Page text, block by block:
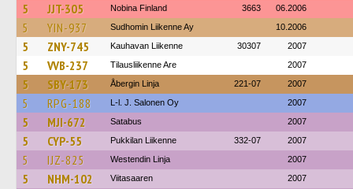
5 JJT-305 Nobina Finland 3663 06.2006
5 YIN-937 Sudhomin Liikenne Ay 10.2006
5 ZNY-745 Kauhavan Liikenne 30307 2007
5 VVB-237 Tilausliikenne Are 2007
5 SBY-173 Åbergin Linja 221-07 2007
5 RPG-188 L-l. J. Salonen Oy 2007
5 MJI-672 Satabus 2007
5 CYP-55 Pukkilan Liikenne 332-07 2007
5 IJZ-825 Westendin Linja 2007
5 NHM-102 Viitasaaren 2007